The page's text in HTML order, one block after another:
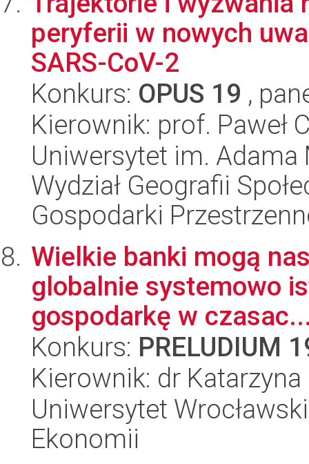
peryferii w nowych
SARS-CoV-2
Konkurs: OPUS 19 ,
Kierownik: prof. Paweł
Uniwersytet im.
Wydział Geografii
Gospodarki
Wielkie banki mogą
globalnie systemowo
gospodarkę w
Konkurs: PRELUDIUM
Kierownik: dr
Uniwersytet
Ekonomii